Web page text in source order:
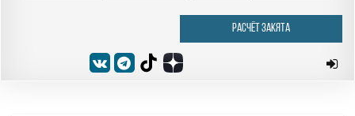
РАСЧЁТ ЗАКЯТА